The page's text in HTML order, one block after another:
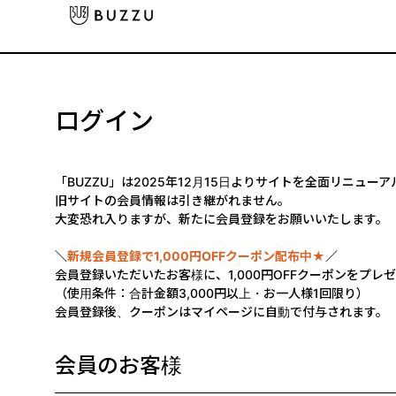
ログイン
「BUZZU」は2025年12月15日よりサイトを全面リニューア
旧サイトの会員情報は引き継がれません。
大変恐れ入りますが、新たに会員登録をお願いいたします。
＼新規会員登録で1,000円OFFクーポン配布中★ ／
会員登録いただいたお客様に、1,000円OFFクーポンをプレゼ
（使用条件：合計金額3,000円以上・お一人様1回限り）
会員登録後、クーポンはマイページに自動で付与されます。
会員のお客様